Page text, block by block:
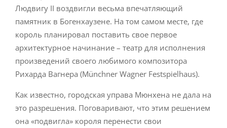
Людвигу II воздвигли весьма впечатляющий
памятник в Богенхаузене. На том самом месте, где
король планировал поставить свое первое
архитектурное начинание – театр для исполнения
произведений своего любимого композитора
Рихарда Вагнера (Münchner Wagner Festspielhaus).
Как известно, городская управа Мюнхена не дала на
это разрешения. Поговаривают, что этим решением
она «подвигла» короля перенести свои